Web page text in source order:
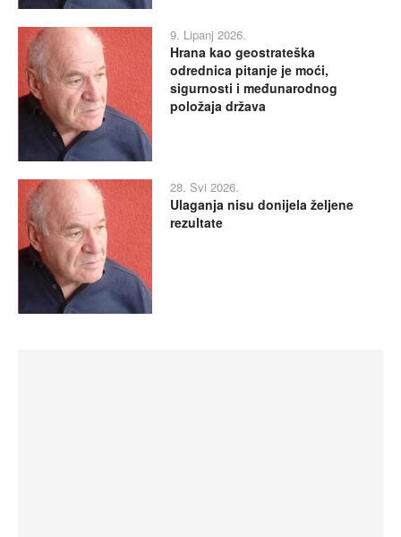
9. Lipanj 2026.
Hrana kao geostrateška
odrednica pitanje je moći,
sigurnosti i međunarodnog
položaja država
28. Svi 2026.
Ulaganja nisu donijela željene
rezultate